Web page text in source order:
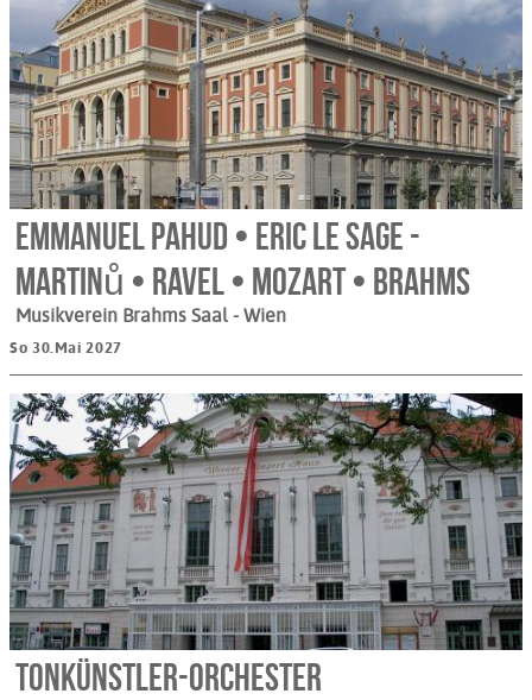
Emmanuel Pahud • Eric Le Sage -
Martinů • Ravel • Mozart • Brahms
Musikverein Brahms Saal - Wien
So 30.Mai 2027
Tonkünstler-Orchester